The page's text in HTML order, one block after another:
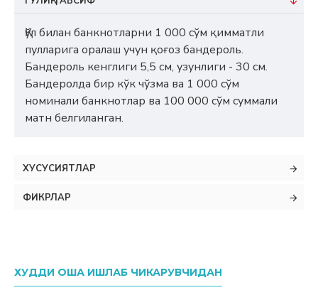
Қўл билан банкнотларни 1 000 сўм қимматли
пулларига оралаш учун қоғоз бандероль.
Бандероль кенглиги 5,5 см, узунлиги - 30 см.
Бандеролда бир кўк чўзма ва 1 000 сўм
номинали банкнотлар ва 100 000 сўм суммали
матн белгиланган.
ХУСУСИЯТЛАР
ФИКРЛАР
ХУДДИ ОША ИШЛАБ ЧИКАРУВЧИДАН